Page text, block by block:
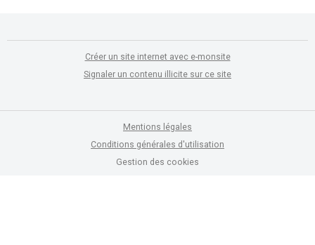
Créer un site internet avec e-monsite
Signaler un contenu illicite sur ce site
Mentions légales
Conditions générales d'utilisation
Gestion des cookies